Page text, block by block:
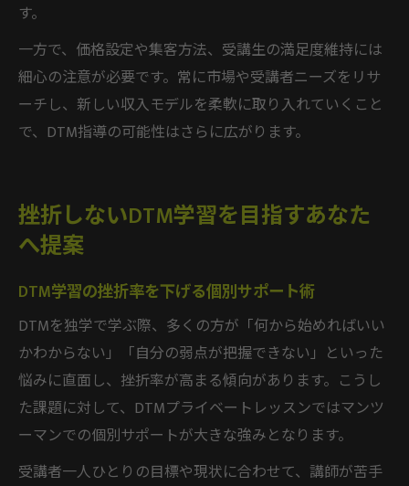
す。
一方で、価格設定や集客方法、受講生の満足度維持には
細心の注意が必要です。常に市場や受講者ニーズをリサ
ーチし、新しい収入モデルを柔軟に取り入れていくこと
で、DTM指導の可能性はさらに広がります。
挫折しないDTM学習を目指すあなた
へ提案
DTM学習の挫折率を下げる個別サポート術
DTMを独学で学ぶ際、多くの方が「何から始めればいい
かわからない」「自分の弱点が把握できない」といった
悩みに直面し、挫折率が高まる傾向があります。こうし
た課題に対して、DTMプライベートレッスンではマンツ
ーマンでの個別サポートが大きな強みとなります。
受講者一人ひとりの目標や現状に合わせて、講師が苦手